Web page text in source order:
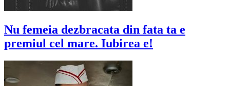
Nu femeia dezbracata din fata ta e
premiul cel mare. Iubirea e!